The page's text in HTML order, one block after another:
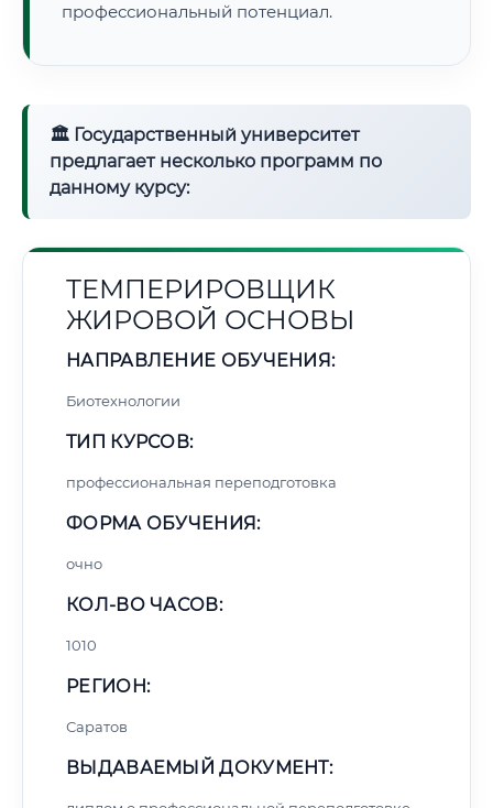
профессиональный потенциал.
🏛 Государственный университет
предлагает несколько программ по
данному курсу:
ТЕМПЕРИРОВЩИК
ЖИРОВОЙ ОСНОВЫ
НАПРАВЛЕНИЕ ОБУЧЕНИЯ:
Биотехнологии
ТИП КУРСОВ:
профессиональная переподготовка
ФОРМА ОБУЧЕНИЯ:
очно
КОЛ-ВО ЧАСОВ:
1010
РЕГИОН:
Саратов
ВЫДАВАЕМЫЙ ДОКУМЕНТ: